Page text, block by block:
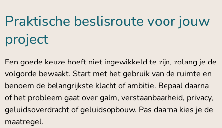
Praktische beslisroute voor jouw
project
Een goede keuze hoeft niet ingewikkeld te zijn, zolang je de
volgorde bewaakt. Start met het gebruik van de ruimte en
benoem de belangrijkste klacht of ambitie. Bepaal daarna
of het probleem gaat over galm, verstaanbaarheid, privacy,
geluidsoverdracht of geluidsopbouw. Pas daarna kies je de
maatregel.